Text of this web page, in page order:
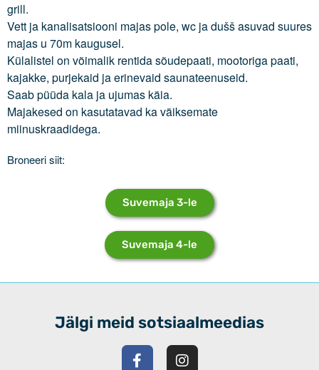
Log in
Comments feed
grill.
Vett ja kanalisatsiooni majas pole, wc ja dušš asuvad suures
majas u 70m kaugusel.
Külalistel on võimalik rentida sõudepaati, mootoriga paati,
kajakke, purjekaid ja erinevaid saunateenuseid.
Saab püüda kala ja ujumas käia.
Majakesed on kasutatavad ka väiksemate
miinuskraadidega.
Broneeri siit:
Suvemaja 3-le
Suvemaja 4-le
Jälgi meid sotsiaalmeedias